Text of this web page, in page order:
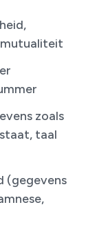
zoals
taal
(gegevens